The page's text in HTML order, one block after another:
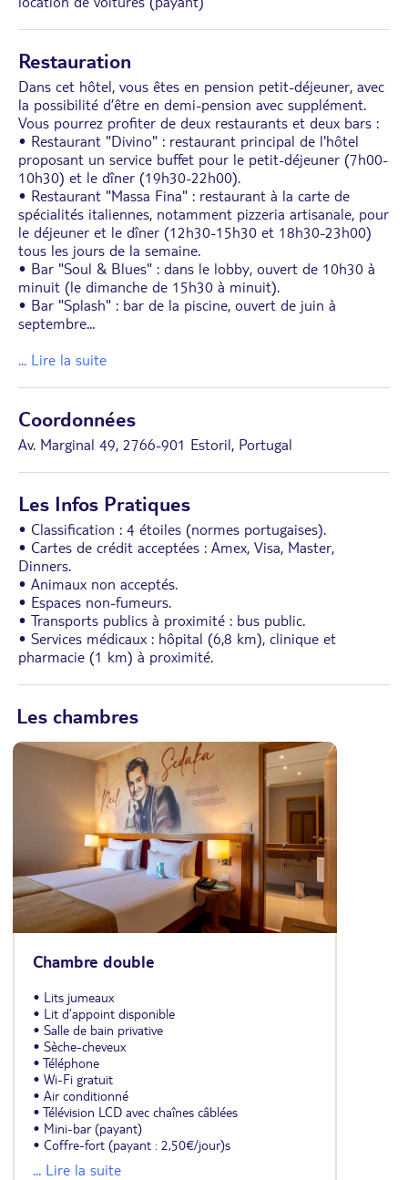
Restauration
Dans cet hôtel, vous êtes en pension petit-déjeuner, avec
la possibilité d’être en demi-pension avec supplément.
Vous pourrez profiter de deux restaurants et deux bars :
• Restaurant "Divino" : restaurant principal de l'hôtel
proposant un service buffet pour le petit-déjeuner (7h00-
10h30) et le dîner (19h30-22h00).
• Restaurant "Massa Fina" : restaurant à la carte de
spécialités italiennes, notamment pizzeria artisanale, pour
le déjeuner et le dîner (12h30-15h30 et 18h30-23h00)
tous les jours de la semaine.
• Bar "Soul & Blues" : dans le lobby, ouvert de 10h30 à
minuit (le dimanche de 15h30 à minuit).
• Bar "Splash" : bar de la piscine, ouvert de juin à
septembre...
... Lire la suite
Coordonnées
Av. Marginal 49, 2766-901 Estoril, Portugal
Les Infos Pratiques
• Classification : 4 étoiles (normes portugaises).
• Cartes de crédit acceptées : Amex, Visa, Master,
Dinners.
• Animaux non acceptés.
• Espaces non-fumeurs.
• Transports publics à proximité : bus public.
• Services médicaux : hôpital (6,8 km), clinique et
pharmacie (1 km) à proximité.
Les chambres
Chambre double
• Lits jumeaux
• Lit d’appoint disponible
• Salle de bain privative
• Sèche-cheveux
• Téléphone
• Wi-Fi gratuit
• Air conditionné
• Télévision LCD avec chaînes câblées
• Mini-bar (payant)
• Coffre-fort (payant : 2,50€/jour)s
• Serrure de porte électronique
... Lire la suite